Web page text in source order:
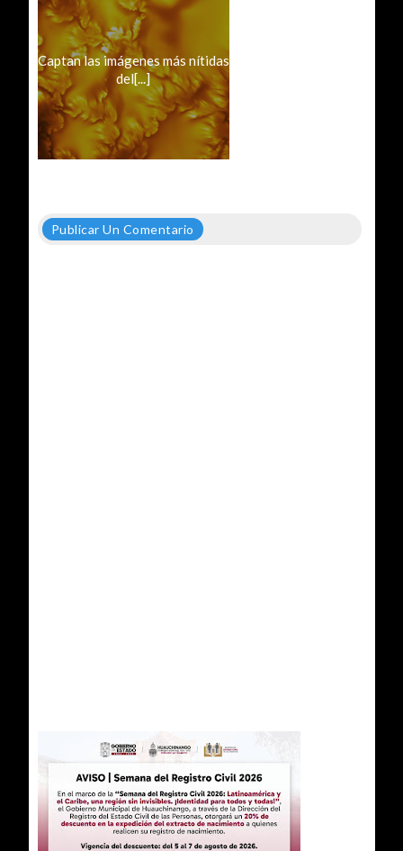
Captan las imágenes más nítidas
del[...]
Publicar Un Comentario